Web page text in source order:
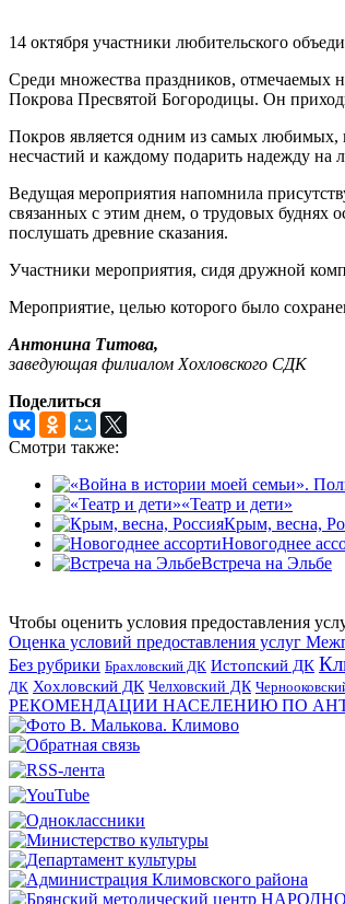
14 октября участники любительского
Среди множества праздников, отмечаемых
Покрова Пресвятой Богородицы. Он
Покров является одним из самых любимых,
несчастий и каждому подарить надежду на
Ведущая мероприятия напомнила
связанных с этим днем, о трудовых буднях
послушать древние сказания.
Участники мероприятия, сидя дружной
Мероприятие, целью которого было
Антонина Титова,
заведующая филиалом Хохловского СДК
Поделиться
Смотри также:
«Театр и дети»
Крым, весна,
Новогоднее
Встреча на Эльбе
Чтобы оценить условия предоставления
Оценка условий предоставления услуг
Без рубрики Брахловский ДК Истопский ДК
ДК Хохловский ДК Челховский ДК
РЕКОМЕНДАЦИИ НАСЕЛЕНИЮ ПО